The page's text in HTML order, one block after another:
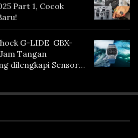
Part 1, Cocok
G-LIDE GBX-
Tangan
dilengkapi Sensor